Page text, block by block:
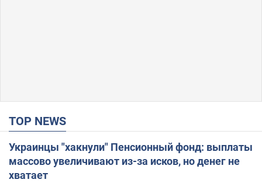
TOP NEWS
Украинцы "хакнули" Пенсионный фонд: выплаты
массово увеличивают из-за исков, но денег не
хватает